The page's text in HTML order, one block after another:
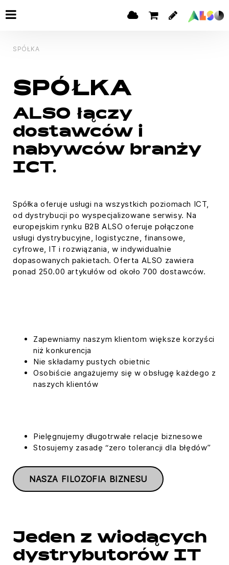
SPÓŁKA
SPÓŁKA
ALSO łączy
dostawców i
nabywców branży
ICT.
Spółka oferuje usługi na wszystkich poziomach ICT,
od dystrybucji po wyspecjalizowane serwisy. Na
europejskim rynku B2B ALSO oferuje połączone
usługi dystrybucyjne, logistyczne, finansowe,
cyfrowe, IT i rozwiązania, w indywidualnie
dopasowanych pakietach. Oferta ALSO zawiera
ponad 250.00 artykułów od około 700 dostawców.
Zapewniamy naszym klientom większe korzyści
niż konkurencja
Nie składamy pustych obietnic
Osobiście angażujemy się w obsługę każdego z
naszych klientów
Pielęgnujemy długotrwałe relacje biznesowe
Stosujemy zasadę “zero tolerancji dla błędów”
NASZA FILOZOFIA BIZNESU
Jeden z wiodących
dystrybutorów IT